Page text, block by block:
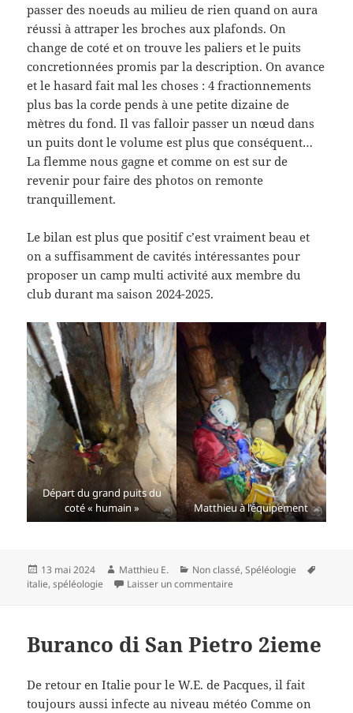
passer des noeuds au milieu de rien quand on aura
réussi à attraper les broches aux plafonds. On
change de coté et on trouve les paliers et le puits
concretionnées promis par la description. On avance
et le hasard fait mal les choses : 4 fractionnements
plus bas la corde pends à une petite dizaine de
mètres du fond. Il vas falloir passer un nœud dans
un puits dont le volume est plus que conséquent…
La flemme nous gagne et comme on est sur de
revenir pour faire des photos on remonte
tranquillement.
Le bilan est plus que positif c’est vraiment beau et
on a suffisamment de cavités intéressantes pour
proposer un camp multi activité aux membre du
club durant ma saison 2024-2025.
Départ du grand puits du
coté « humain »
Matthieu à l’équipement
Publié
le
13 mai 2024 Auteur
Matthieu E. Catégories
Non classé,Spéléologie
italie,spéléologie Laisser un commentaire
Buranco di San Pietro 2ieme
De retour en Italie pour le W.E. de Pacques, il fait
toujours aussi infecte au niveau météo Comme on